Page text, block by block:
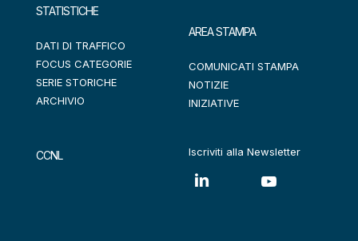
STATISTICHE
DATI DI TRAFFICO
FOCUS CATEGORIE
SERIE STORICHE
ARCHIVIO
CCNL
AREA STAMPA
COMUNICATI STAMPA
NOTIZIE
INIZIATIVE
Iscriviti alla Newsletter